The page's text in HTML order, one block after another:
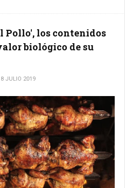
Pollo', los contenidos
biológico de su
JULIO 2019